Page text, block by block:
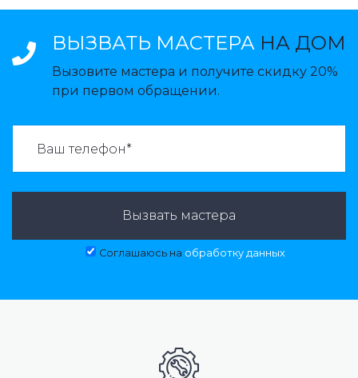
ВЫЗВАТЬ МАСТЕРА НА ДОМ
Вызовите мастера и получите скидку 20%
при первом обращении.
Вызвать мастера
Соглашаюсь на обработку данных